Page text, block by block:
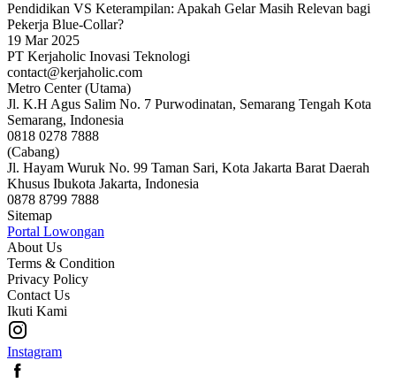
Pendidikan VS Keterampilan: Apakah Gelar Masih Relevan bagi
Pekerja Blue-Collar?
19 Mar 2025
PT Kerjaholic Inovasi Teknologi
contact@kerjaholic.com
Metro Center (Utama)
Jl. K.H Agus Salim No. 7 Purwodinatan, Semarang Tengah Kota
Semarang, Indonesia
0818 0278 7888
(Cabang)
Jl. Hayam Wuruk No. 99 Taman Sari, Kota Jakarta Barat Daerah
Khusus Ibukota Jakarta, Indonesia
0878 8799 7888
Sitemap
Portal Lowongan
About Us
Terms & Condition
Privacy Policy
Contact Us
Ikuti Kami
Instagram